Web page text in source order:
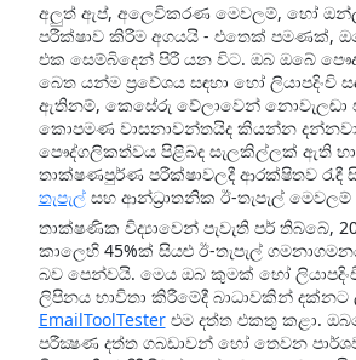
අලුත් ඇප්, අලෙවිකරණ මෙවලම්, හෝ
පරීක්ෂාව කිරීම අගයයි - එතෙක් පමණක්,
එක සෙම්බිදෙන් පිරී යන විට. ඔබ ඔබේ
බෙත යන්ම ප්‍රවේශය සඳහා හෝ ලියාපදිංචි
ඇතිනම්, කෙසේරු වේලාවෙන් නොවැලඬා
කොපමණ වාසනාවන්තයිද කියන්න
පෞද්ගලිකත්වය පිළිබඳ සැලකිල්ලක් ඇති
තාක්ෂණපුර්ණ පරීක්ෂාවලදී ආරක්ෂිතව රැඳී
තැපැල්සහ ආන්ධ්‍රාතනික ඊ-තැපැල්
තාක්ෂණික විද්‍යාවෙන් පැවැති පර් තිබ්බේ,
කාලෙහි 45%ක් සියළු ඊ-තැපැල්
බව පෙන්වයි. මෙය ඔබ කුමක් හෝ ලියාපදිංචි
ලිපිනය භාවිතා කිරීමේදී බාධාවකින් දක්නට
EmailToolTesterඑම දත්ත එකතු කළා.
පරීක්‍ෂණ දත්ත ගබඩාවන් හෝ තෙවන